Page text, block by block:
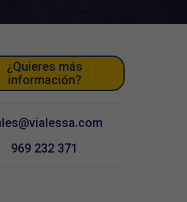
¿Quieres más
información?
969 232 371